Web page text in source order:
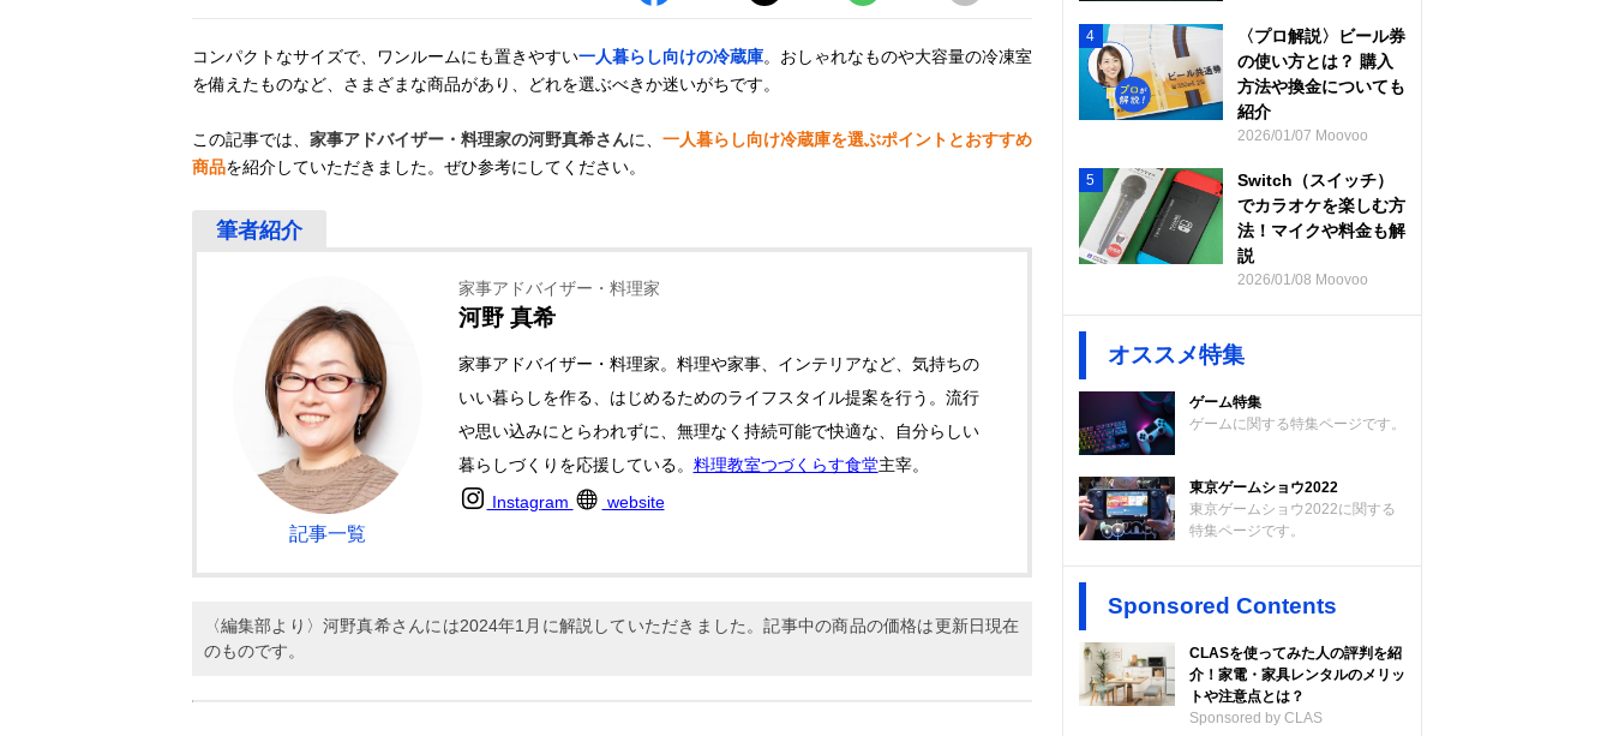
コンパクトなサイズで、ワンルームにも置きやすい一人暮らし向けの冷蔵庫。おしゃれなものや大容量の冷凍室
を備えたものなど、さまざまな商品があり、どれを選ぶべきか迷いがちです。
この記事では、 家事アドバイザー・料理家の河野真希さんに、 一人暮らし向け冷蔵庫を選ぶポイントとおすすめ
商品を紹介していただきました。ぜひ参考にしてください。
記事一覧
家事アドバイザー・料理家
河野 真希
家事アドバイザー・料理家。料理や家事、インテリアなど、気持ちの
いい暮らしを作る、はじめるためのライフスタイル提案を行う。流行
や思い込みにとらわれずに、無理なく持続可能で快適な、自分らしい
暮らしづくりを応援している。 料理教室つづくらす食堂主宰。
Instagram
website
〈編集部より〉河野真希さんには2024年1月に解説していただきました。記事中の商品の価格は更新日現在
のものです。
4
〈プロ解説〉ビール券
の使い方とは？ 購入
方法や換金についても
紹介
2026/01/07 Moovoo
5
Switch（スイッチ）
でカラオケを楽しむ方
法！マイクや料金も解
説
2026/01/08 Moovoo
オススメ特集
ゲーム特集
ゲームに関する特集ページです。
東京ゲームショウ2022
東京ゲームショウ2022に関する
特集ページです。
Sponsored Contents
CLASを使ってみた人の評判を紹
介！家電・家具レンタルのメリッ
トや注意点とは？
Sponsored by CLAS